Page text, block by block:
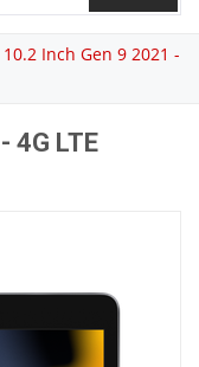
10.2 Inch Gen 9 2021 -
4G LTE